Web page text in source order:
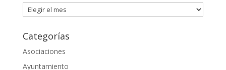
Archivos
Categorías
Asociaciones
Ayuntamiento